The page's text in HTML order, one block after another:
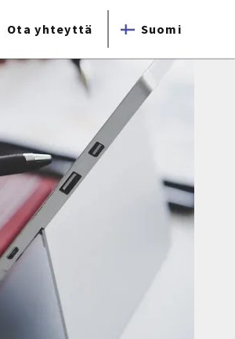
Ota yhteyttä Suomi